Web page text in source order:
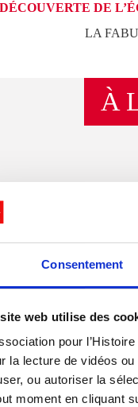
Consentement
web utilise des
pour
la lecture de vidéos
ou autoriser la
moment en cliquant
DE
LA
À
l’adoption de